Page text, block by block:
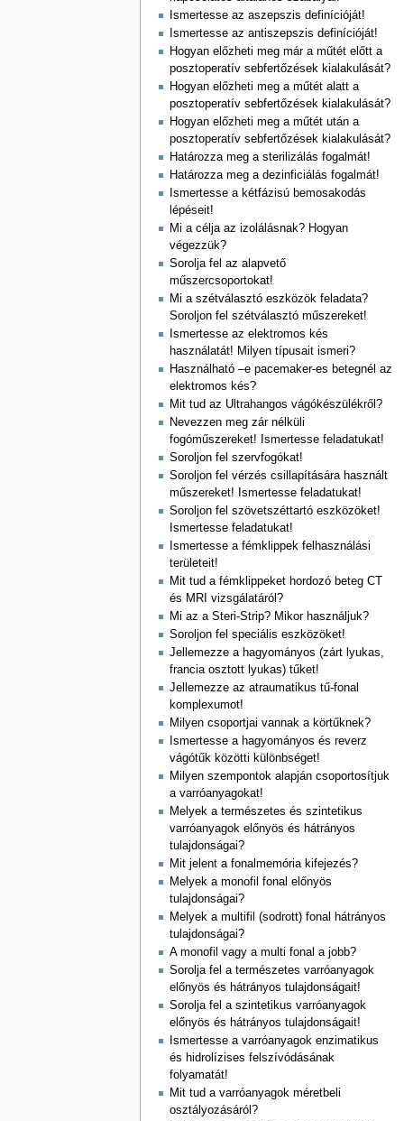
Ismertesse az aszepszis definícióját!
Ismertesse az antiszepszis definícióját!
Hogyan előzheti meg már a műtét előtt a
posztoperatív sebfertőzések kialakulását?
Hogyan előzheti meg a műtét alatt a
posztoperatív sebfertőzések kialakulását?
Hogyan előzheti meg a műtét után a
posztoperatív sebfertőzések kialakulását?
Határozza meg a sterilizálás fogalmát!
Határozza meg a dezinficiálás fogalmát!
Ismertesse a kétfázisú bemosakodás
lépéseit!
Mi a célja az izolálásnak? Hogyan
végezzük?
Sorolja fel az alapvető
műszercsoportokat!
Mi a szétválasztó eszközök feladata?
Soroljon fel szétválasztó műszereket!
Ismertesse az elektromos kés
használatát! Milyen típusait ismeri?
Használható –e pacemaker-es betegnél az
elektromos kés?
Mit tud az Ultrahangos vágókészülékről?
Nevezzen meg zár nélküli
fogóműszereket! Ismertesse feladatukat!
Soroljon fel szervfogókat!
Soroljon fel vérzés csillapítására használt
műszereket! Ismertesse feladatukat!
Soroljon fel szövetszéttartó eszközöket!
Ismertesse feladatukat!
Ismertesse a fémklippek felhasználási
területeit!
Mit tud a fémklippeket hordozó beteg CT
és MRI vizsgálatáról?
Mi az a Steri-Strip? Mikor használjuk?
Soroljon fel speciális eszközöket!
Jellemezze a hagyományos (zárt lyukas,
francia osztott lyukas) tűket!
Jellemezze az atraumatikus tű-fonal
komplexumot!
Milyen csoportjai vannak a körtűknek?
Ismertesse a hagyományos és reverz
vágótűk közötti különbséget!
Milyen szempontok alapján csoportosítjuk
a varróanyagokat!
Melyek a természetes és szintetikus
varróanyagok előnyös és hátrányos
tulajdonságai?
Mit jelent a fonalmemória kifejezés?
Melyek a monofil fonal előnyös
tulajdonságai?
Melyek a multifil (sodrott) fonal hátrányos
tulajdonságai?
A monofil vagy a multi fonal a jobb?
Sorolja fel a természetes varróanyagok
előnyös és hátrányos tulajdonságait!
Sorolja fel a szintetikus varróanyagok
előnyös és hátrányos tulajdonságait!
Ismertesse a varróanyagok enzimatikus
és hidrolízises felszívódásának
folyamatát!
Mit tud a varróanyagok méretbeli
osztályozásáról?